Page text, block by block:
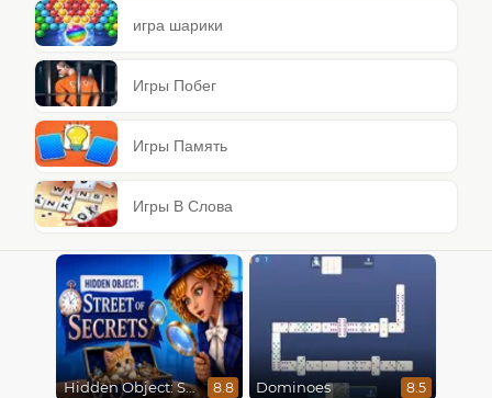
игра шарики
Игры Побег
Игры Память
Игры В Слова
Hidden Object: Street Of Secrets 8.8 Dominoes 8.5